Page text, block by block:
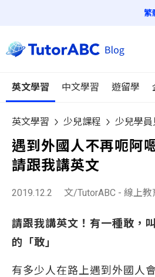
英文學習 中文學習 遊留學
英文學習 少兒課程 少兒學員
遇到外國人不再呃阿
請跟我講英文
2019.12.2 文/TutorABC - 線上
請跟我講英文！有一種敢，
的「敢」
有多少人在路上遇到外國人